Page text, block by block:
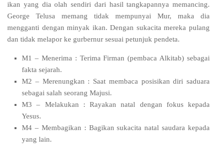
ikan yang dia olah sendiri dari hasil tangkapannya memancing.
George Telusa memang tidak mempunyai Mur, maka dia
mengganti dengan minyak ikan. Dengan sukacita mereka pulang
dan tidak melapor ke gurbernur sesuai petunjuk pendeta.
M1 – Menerima : Terima Firman (pembaca Alkitab) sebagai
fakta sejarah.
M2 – Merenungkan : Saat membaca posisikan diri saduara
sebagai salah seorang Majusi.
M3 – Melakukan : Rayakan natal dengan fokus kepada
Yesus.
M4 – Membagikan : Bagikan sukacita natal saudara kepada
yang lain.